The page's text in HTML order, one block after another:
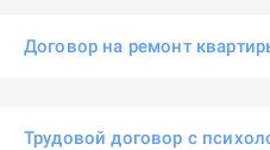
Договор на ремонт
Трудовой договор с